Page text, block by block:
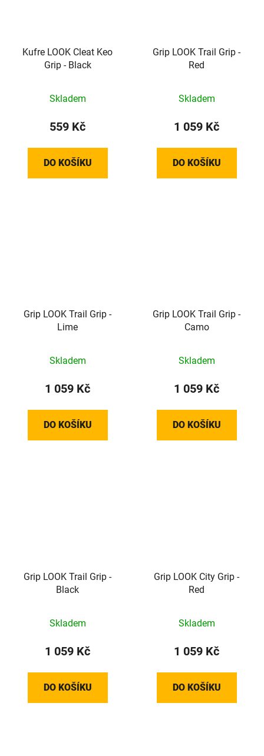
Kufre LOOK Cleat Keo
Grip - Black
Skladem
559 Kč
DO KOŠÍKU
Grip LOOK Trail Grip -
Red
Skladem
1 059 Kč
DO KOŠÍKU
Grip LOOK Trail Grip -
Lime
Skladem
1 059 Kč
DO KOŠÍKU
Grip LOOK Trail Grip -
Camo
Skladem
1 059 Kč
DO KOŠÍKU
Grip LOOK Trail Grip -
Black
Skladem
1 059 Kč
DO KOŠÍKU
Grip LOOK City Grip -
Red
Skladem
1 059 Kč
DO KOŠÍKU